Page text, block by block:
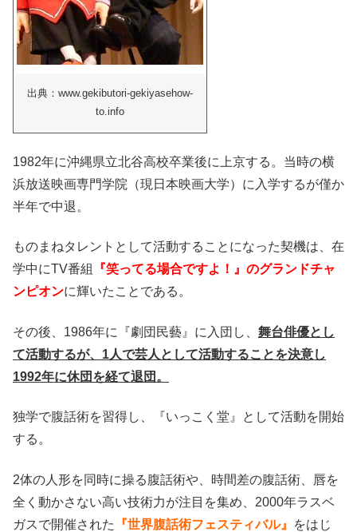
出典：www.gekibutori-gekiyasehow-
to.info
1982年に沖縄県立北谷高校卒業後に上京する。当時の横
浜放送映画専門学院（現日本映画大学）に入学するが僅か
半年で中退。
ものまねタレントとして活動することになった契機は、在
学中にTV番組
『笑ってる場合ですよ！』のグランドチャ
ンピオンに輝いたことである。
その後、1986年に『劇団民藝』に入団し、 舞台俳優とし
て活動するが、1人で芸人として活動することを決意し
1992年に休団を経て退団。
独学で腹話術を習得し、『いっこく堂』として活動を開始
する。
2体の人形を同時に操る腹話術や、時間差の腹話術、唇を
全く動かさない高い技術力が注目を集め、2000年ラスベ
ガスで開催された
『世界腹話術フェスティバル』
をはじ